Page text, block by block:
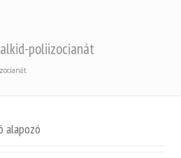
poliizocianát
alapozó